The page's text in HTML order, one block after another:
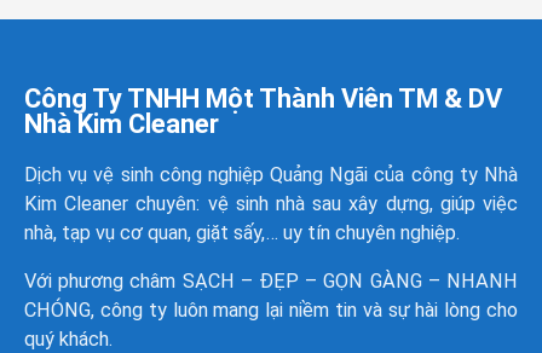
Công Ty TNHH Một Thành Viên TM & DV
Nhà Kim Cleaner
Dịch vụ vệ sinh công nghiệp Quảng Ngãi của công ty Nhà
Kim Cleaner chuyên: vệ sinh nhà sau xây dựng, giúp việc
nhà, tạp vụ cơ quan, giặt sấy,… uy tín chuyên nghiệp.
Với phương châm SẠCH – ĐẸP – GỌN GÀNG – NHANH
CHÓNG, công ty luôn mang lại niềm tin và sự hài lòng cho
quý khách.